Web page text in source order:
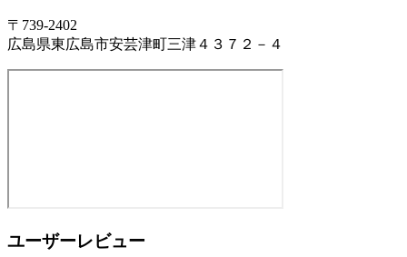
〒739-2402
広島県東広島市安芸津町三津４３７２－４
ユーザーレビュー